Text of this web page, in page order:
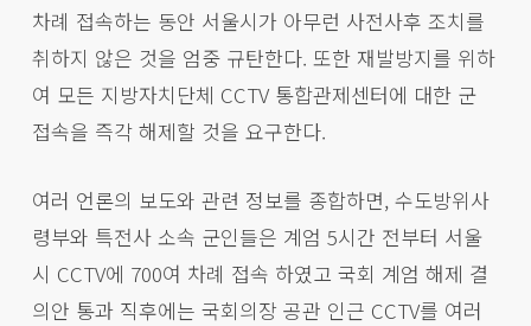
차례 접속하는 동안 서울시가 아무런 사전사후 조치를
취하지 않은 것을 엄중 규탄한다. 또한 재발방지를 위하
여 모든 지방자치단체 CCTV 통합관제센터에 대한 군
접속을 즉각 해제할 것을 요구한다.
여러 언론의 보도와 관련 정보를 종합하면, 수도방위사
령부와 특전사 소속 군인들은 계엄 5시간 전부터 서울
시 CCTV에 700여 차례 접속 하였고 국회 계엄 해제 결
의안 통과 직후에는 국회의장 공관 인근 CCTV를 여러